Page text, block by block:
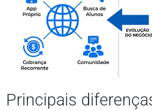
Principais